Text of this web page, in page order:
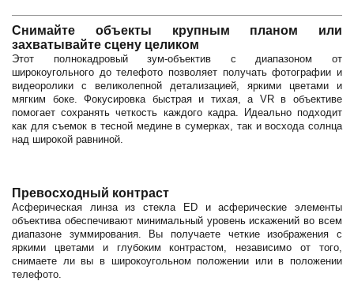
Снимайте объекты крупным планом или
захватывайте сцену целиком
Этот полнокадровый зум-объектив с диапазоном от
широкоугольного до телефото позволяет получать фотографии и
видеоролики с великолепной детализацией, яркими цветами и
мягким боке. Фокусировка быстрая и тихая, а VR в объективе
помогает сохранять четкость каждого кадра. Идеально подходит
как для съемок в тесной медине в сумерках, так и восхода солнца
над широкой равниной.
Превосходный контраст
Асферическая линза из стекла ED и асферические элементы
объектива обеспечивают минимальный уровень искажений во всем
диапазоне зуммирования. Вы получаете четкие изображения с
яркими цветами и глубоким контрастом, независимо от того,
снимаете ли вы в широкоугольном положении или в положении
телефото.